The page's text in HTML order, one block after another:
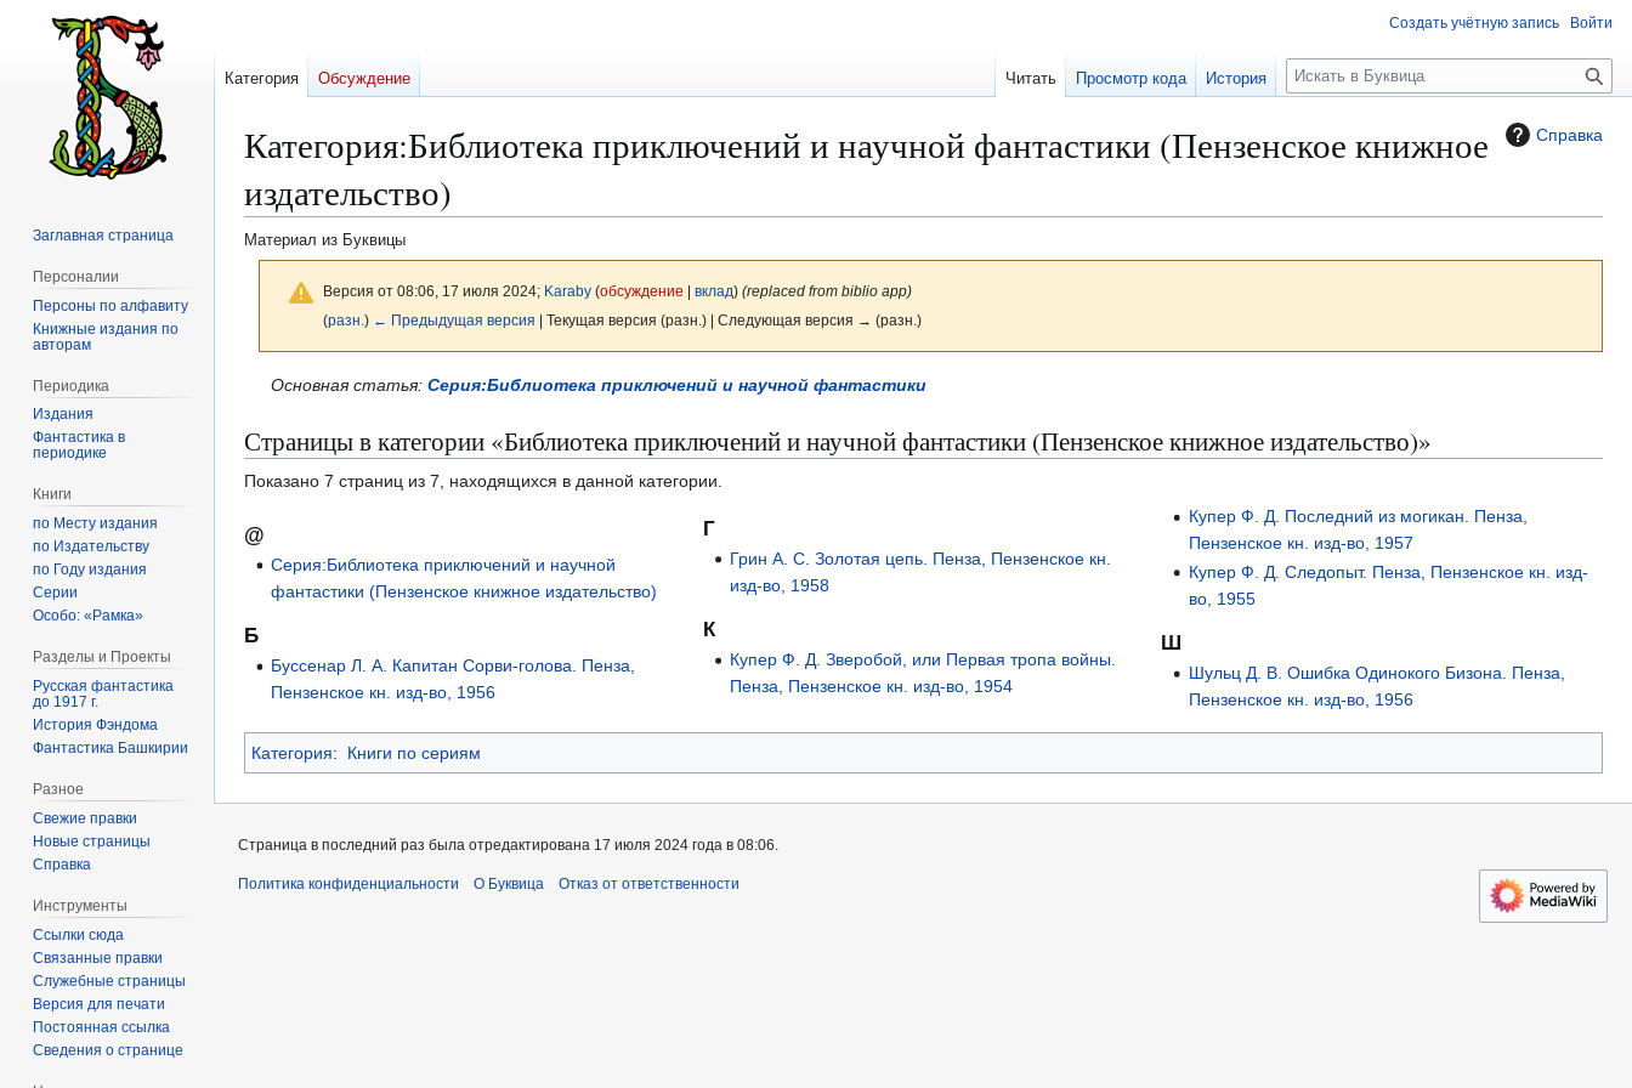
Справка
Категория:Библиотека приключений и научной фантастики (Пензенское книжное
издательство)
Материал из Буквицы
Версия от 08:06, 17 июля 2024; Karaby (обсуждение вклад) (replaced from biblio app)
(разн. ) ← Предыдущая версия | Текущая версия (разн.) | Следующая версия → (разн.)
Перейти
навигации
Перейти
поиску
Основная статья:Серия:Библиотека приключений и научной фантастики
Страницы в категории «Библиотека приключений и научной фантастики (Пензенское книжное издательство)»
Показано 7 страниц из 7, находящихся в данной категории.
@
Серия:Библиотека приключений и научной
фантастики (Пензенское книжное издательство)
Б
Буссенар Л. А. Капитан Сорви-голова. Пенза,
Пензенское кн. изд-во, 1956
Г
Грин А. С. Золотая цепь. Пенза, Пензенское кн.
изд-во, 1958
К
Купер Ф. Д. Зверобой, или Первая тропа войны.
Пенза, Пензенское кн. изд-во, 1954
Купер Ф. Д. Последний из могикан. Пенза,
Пензенское кн. изд-во, 1957
Купер Ф. Д. Следопыт. Пенза, Пензенское кн. изд-
во, 1955
Ш
Шульц Д. В. Ошибка Одинокого Бизона. Пенза,
Пензенское кн. изд-во, 1956
Категория: Книги по сериям
Создать учётную запись Войти
Категория Обсуждение Читать Просмотр кода История
П
о
с
Заглавная страница
Персоналии
Персоны по алфавиту
Книжные издания по
авторам
Периодика
Издания
Фантастика в
периодике
Книги
по Месту издания
по Издательству
по Году издания
Серии
Особо: «Рамка»
Разделы и Проекты
Русская фантастика
до 1917 г.
История Фэндома
Фантастика Башкирии
Разное
Свежие правки
Новые страницы
Справка
Инструменты
Ссылки сюда
Связанные правки
Служебные страницы
Версия для печати
Постоянная ссылка
Сведения о странице
Страница в последний раз была отредактирована 17 июля 2024 года в 08:06.
Политика конфиденциальности О Буквица Отказ от ответственности